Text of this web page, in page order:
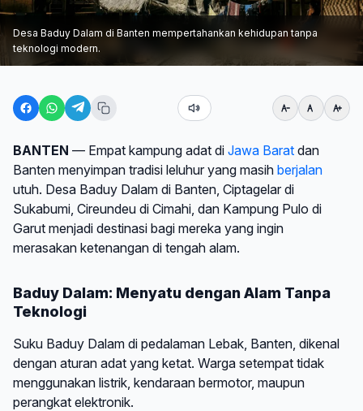
Desa Baduy Dalam di Banten mempertahankan kehidupan tanpa
teknologi modern.
BANTEN — Empat kampung adat di Jawa Barat dan
Banten menyimpan tradisi leluhur yang masih berjalan
utuh. Desa Baduy Dalam di Banten, Ciptagelar di
Sukabumi, Cireundeu di Cimahi, dan Kampung Pulo di
Garut menjadi destinasi bagi mereka yang ingin
merasakan ketenangan di tengah alam.
Baduy Dalam: Menyatu dengan Alam Tanpa
Teknologi
Suku Baduy Dalam di pedalaman Lebak, Banten, dikenal
dengan aturan adat yang ketat. Warga setempat tidak
menggunakan listrik, kendaraan bermotor, maupun
perangkat elektronik.